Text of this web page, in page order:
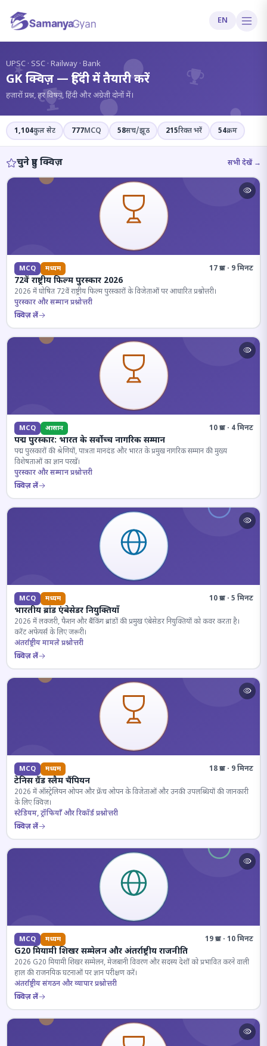
EN
?
UPSC · SSC · Railway · Bank
GK क्विज़ — हिंदी में तैयारी करें
हज़ारों प्रश्न, हर विषय, हिंदी और अंग्रेज़ी दोनों में।
1,104कुल सेट 777MCQ 58सच/झूठ 215रिक्त भरें 54क्रम
चुने हुए क्विज़ सभी देखें →
MCQ मध्यम 17 प्रश्न · 9 मिनट
72वें राष्ट्रीय फिल्म पुरस्कार 2026
2026 में घोषित 72वें राष्ट्रीय फिल्म पुरस्कारों के विजेताओं पर आधारित प्रश्नोत्तरी।
पुरस्कार और सम्मान प्रश्नोत्तरी
क्विज़ लें
MCQ आसान 10 प्रश्न · 4 मिनट
पद्म पुरस्कार: भारत के सर्वोच्च नागरिक सम्मान
पद्म पुरस्कारों की श्रेणियों, पात्रता मानदंड और भारत के प्रमुख नागरिक सम्मान की मुख्य
विशेषताओं का ज्ञान परखें।
पुरस्कार और सम्मान प्रश्नोत्तरी
क्विज़ लें
MCQ मध्यम 10 प्रश्न · 5 मिनट
भारतीय ब्रांड एंबेसेडर नियुक्तियाँ
2026 में लक्जरी, फैशन और बैंकिंग ब्रांडों की प्रमुख एंबेसेडर नियुक्तियों को कवर करता है।
करेंट अफेयर्स के लिए जरूरी।
अंतर्राष्ट्रीय मामले प्रश्नोत्तरी
क्विज़ लें
MCQ मध्यम 18 प्रश्न · 9 मिनट
टेनिस ग्रैंड स्लैम चैंपियन
2026 में ऑस्ट्रेलियन ओपन और फ्रेंच ओपन के विजेताओं और उनकी उपलब्धियों की जानकारी
के लिए क्विज़।
स्टेडियम, ट्रॉफियाँ और रिकॉर्ड प्रश्नोत्तरी
क्विज़ लें
MCQ मध्यम 19 प्रश्न · 10 मिनट
G20 मियामी शिखर सम्मेलन और अंतर्राष्ट्रीय राजनीति
2026 G20 मियामी शिखर सम्मेलन, मेजबानी विवरण और सदस्य देशों को प्रभावित करने वाली
हाल की राजनयिक घटनाओं पर ज्ञान परीक्षण करें।
अंतर्राष्ट्रीय संगठन और व्यापार प्रश्नोत्तरी
क्विज़ लें